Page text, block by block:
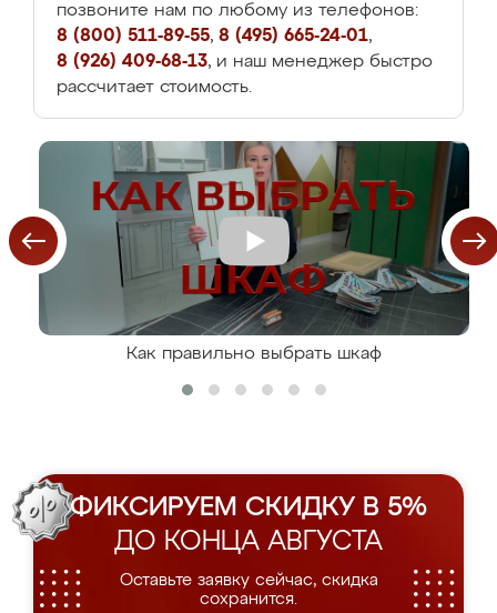
позвоните нам по любому из телефонов:
8 (800) 511-89-55, 8 (495) 665-24-01,
8 (926) 409-68-13, и наш менеджер быстро
рассчитает стоимость.
Как правильно выбрать шкаф
ФИКСИРУЕМ СКИДКУ В 5%
ДО КОНЦА АВГУСТА
Оставьте заявку сейчас, скидка
сохранится.